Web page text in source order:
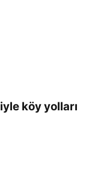
köy yolları